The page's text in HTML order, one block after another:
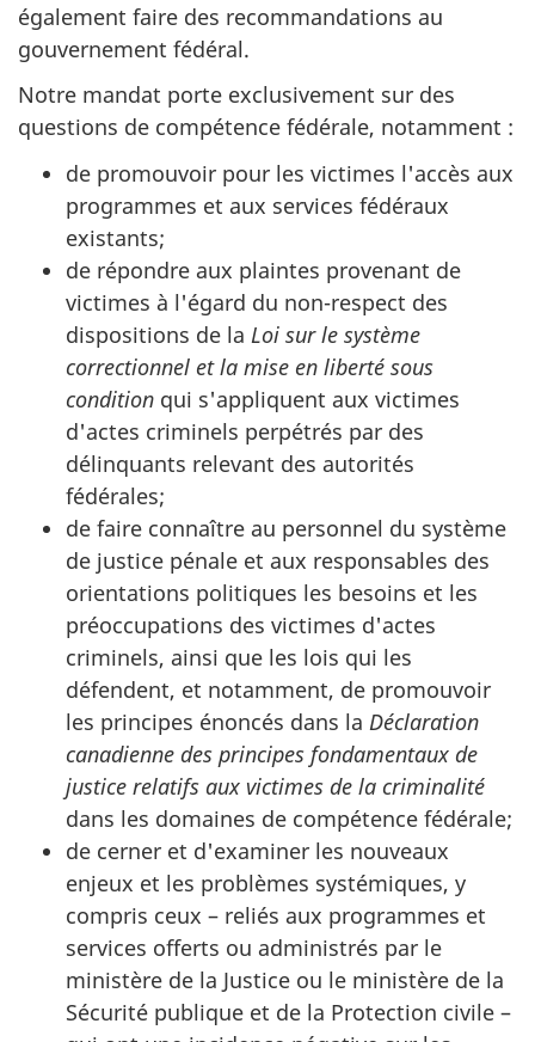
également faire des recommandations au
gouvernement fédéral.
Notre mandat porte exclusivement sur des
questions de compétence fédérale, notamment :
de promouvoir pour les victimes l'accès aux
programmes et aux services fédéraux
existants;
de répondre aux plaintes provenant de
victimes à l'égard du non-respect des
dispositions de la Loi sur le système
correctionnel et la mise en liberté sous
condition qui s'appliquent aux victimes
d'actes criminels perpétrés par des
délinquants relevant des autorités
fédérales;
de faire connaître au personnel du système
de justice pénale et aux responsables des
orientations politiques les besoins et les
préoccupations des victimes d'actes
criminels, ainsi que les lois qui les
défendent, et notamment, de promouvoir
les principes énoncés dans la Déclaration
canadienne des principes fondamentaux de
justice relatifs aux victimes de la criminalité
dans les domaines de compétence fédérale;
de cerner et d'examiner les nouveaux
enjeux et les problèmes systémiques, y
compris ceux – reliés aux programmes et
services offerts ou administrés par le
ministère de la Justice ou le ministère de la
Sécurité publique et de la Protection civile –